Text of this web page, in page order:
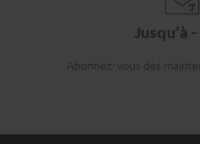
Jusqu'à -
Abonnez-vous dès